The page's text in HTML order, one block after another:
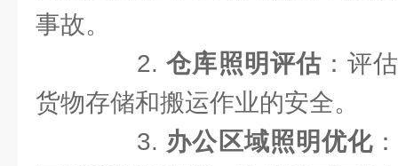
事故。
2.仓库照明评估：评
货物存储和搬运作业的安全。
3. 办公区域照明优化